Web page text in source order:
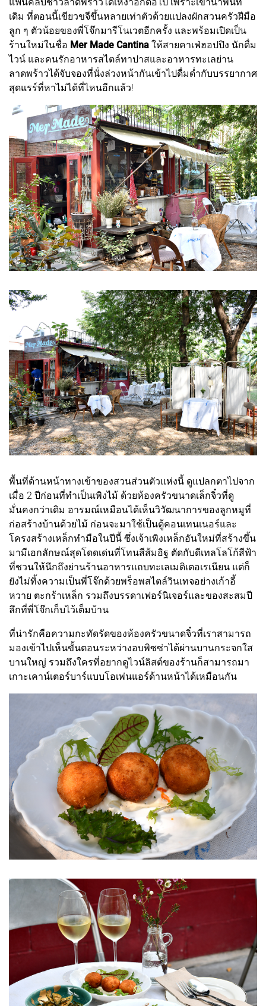
เดิม ที่ตอนนี้เขียวขจีขึ้นหลายเท่าตัวด้วยแปลงผักสวนครัวฝีมือ
ลูก ๆ ตัวน้อยของพี่โจ๊กมารีโนเวตอีกครั้ง และพร้อมเปิดเป็น
ร้านใหม่ในชื่อ Mer Made Cantina ให้สายคาเฟ่ฮอปปิง นักดื่ม
ไวน์ และคนรักอาหารสไตล์ทาปาสและอาหารทะเลย่าน
ลาดพร้าวได้จับจองที่นั่งล่วงหน้ากันเข้าไปดื่มด่ำกับบรรยากาศ
สุดแรร์ที่หาไม่ได้ที่ไหนอีกแล้ว!
พื้นที่ด้านหน้าทางเข้าของสวนส่วนตัวแห่งนี้ ดูแปลกตาไปจาก
เมื่อ 2 ปีก่อนที่ทำเป็นเพิงไม้ ด้วยห้องครัวขนาดเล็กจิ๋วที่ดู
มั่นคงกว่าเดิม อารมณ์เหมือนได้เห็นวิวัฒนาการของลูกหมูที่
ก่อสร้างบ้านด้วยไม้ ก่อนจะมาใช้เป็นตู้คอนเทนเนอร์และ
โครงสร้างเหล็กทำมือในปีนี้ ซึ่งเจ้าเพิงเหล็กอันใหม่ที่สร้างขึ้น
มามีเอกลักษณ์สุดโดดเด่นที่โทนสีส้มอิฐ ตัดกับดีเทลโลโก้สีฟ้า
ที่ชวนให้นึกถึงย่านร้านอาหารแถบทะเลเมดิเตอเรเนียน แต่ก็
ยังไม่ทิ้งความเป็นพี่โจ๊กด้วยพร็อพสไตล์วินเทจอย่างเก้าอี้
หวาย ตะกร้าเหล็ก รวมถึงบรรดาเฟอร์นิเจอร์และของสะสมปี
ลึกที่พี่โจ๊กเก็บไว้เต็มบ้าน
ที่น่ารักคือความกะทัดรัดของห้องครัวขนาดจิ๋วที่เราสามารถ
มองเข้าไปเห็นขั้นตอนระหว่างอบพิซซ่าได้ผ่านบานกระจกใส
บานใหญ่ รวมถึงใครที่อยากดูไวน์ลิสต์ของร้านก็สามารถมา
เกาะเคาน์เตอร์บาร์แบบโอเพ่นแอร์ด้านหน้าได้เหมือนกัน